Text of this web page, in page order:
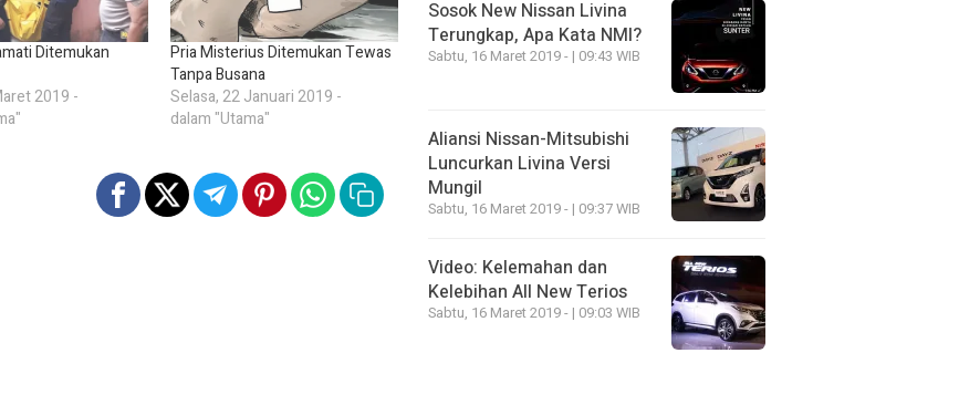
Ditemukan
2019 -
Pria Misterius Ditemukan Tewas
Tanpa Busana
Selasa, 22 Januari 2019 -
dalam "Utama"
Sosok New Nissan Livina
Terungkap, Apa Kata NMI?
Sabtu, 16 Maret 2019 - | 09:43 WIB
Aliansi Nissan-Mitsubishi
Luncurkan Livina Versi
Mungil
Sabtu, 16 Maret 2019 - | 09:37 WIB
Video: Kelemahan dan
Kelebihan All New Terios
Sabtu, 16 Maret 2019 - | 09:03 WIB